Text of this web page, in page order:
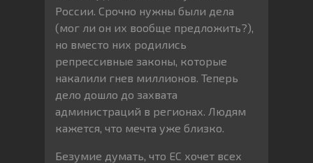
России. Срочно нужны были дела
(мог ли он их вообще предложить?),
но вместо них родились
репрессивные законы, которые
накалили гнев миллионов. Теперь
дело дошло до захвата
администраций в регионах. Людям
кажется, что мечта уже близко.
Безумие думать, что ЕС хочет всех